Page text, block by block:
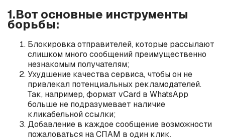
1.Вот основные инструменты
борьбы:
Блокировка отправителей, которые рассылают
слишком много сообщений преимущественно
незнакомым получателям;
Ухудшение качества сервиса, чтобы он не
привлекал потенциальных рекламодателей.
Так, например, формат vCard в WhatsApp
больше не подразумевает наличие
кликабельной ссылки;
Добавление в каждое сообщение возможности
пожаловаться на СПАМ в один клик.